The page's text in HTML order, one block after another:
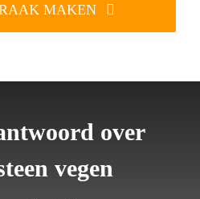
MAKEN
over
vegen